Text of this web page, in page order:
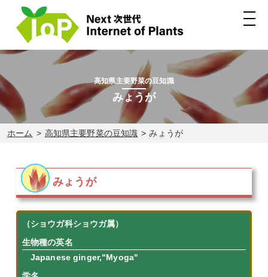
高知県主要野菜の豆知識
みょうが
ホーム 高知県主要野菜の豆知識 みょうが
みょうが
（ショウガ科ショウガ属）
生物種の英名
Japanese ginger,"Myoga"